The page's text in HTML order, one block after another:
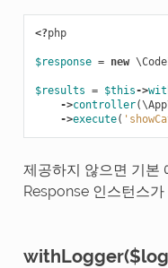
<?php
$response = new
$results = $this->
->controller(
->execute(
제공하지 않으면 기본
Response 인스턴스